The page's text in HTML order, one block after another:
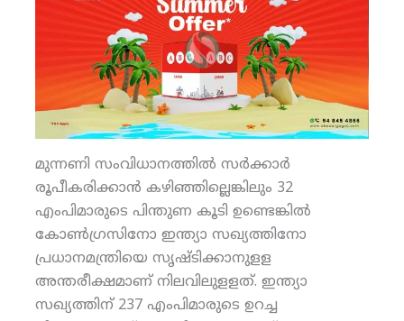
മുന്നണി സംവിധാനത്തില്‍ സര്‍ക്കാര്‍
രൂപീകരിക്കാന്‍ കഴിഞ്ഞില്ലെങ്കിലും 32
എംപിമാരുടെ പിന്തുണ കൂടി ഉണ്ടെങ്കില്‍
കോണ്‍ഗ്രസിനോ ഇന്ത്യാ സഖ്യത്തിനോ
പ്രധാനമന്ത്രിയെ സൃഷ്ടിക്കാനുളള
അന്തരീക്ഷമാണ് നിലവിലുളളത്. ഇന്ത്യാ
സഖ്യത്തിന് 237 എംപിമാരുടെ ഉറച്ച